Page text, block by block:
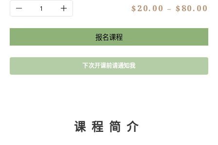
J26062：
蔬
$20.00 – $80.00
报名课程
下次开课前请通知我
课程简介